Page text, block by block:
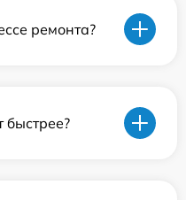
ремонта?
быстрее?